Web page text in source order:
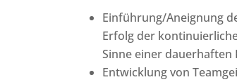
Einführung/Aneignung
Erfolg der
Sinne einer
Entwicklung von